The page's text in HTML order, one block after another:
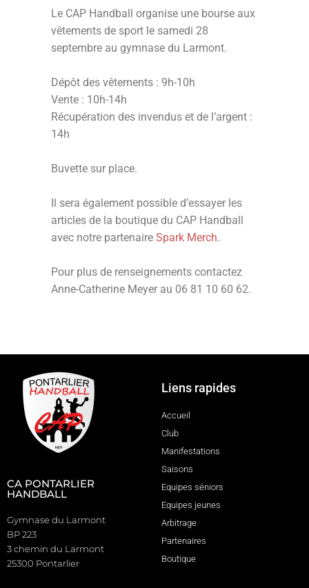
Le CAP Handball organise une bourse aux
vêtements de sport le samedi 28
septembre au gymnase du Larmont.
Dépôt des vêtements : 9h-10h
Vente : 10h-14h
Récupération des invendus et de l’argent :
14h
Buvette sur place.
Il sera également possible d’essayer les
articles de la boutique du CAP Handball
avec notre partenaireSpark Merch.
Pour plus de renseignements contactez
Anne-Catherine Meyer au 06 81 10 60 62.
CA PONTARLIER
HANDBALL
Gymnase du Larmont
BP 223
3 chemin du Larmont
25300 Pontarlier
Liens rapides
Accueil
Club
Manifestations
Saisons
Equipes séniors
Equipes jeunes
Arbitrage
Partenaires
Boutique